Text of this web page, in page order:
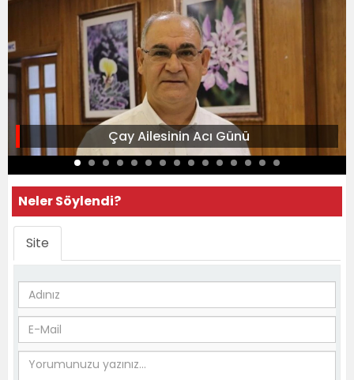
Çay Ailesinin Acı Günü
Neler Söylendi?
Site